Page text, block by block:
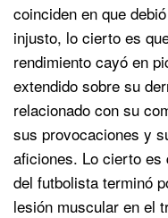
coinciden en que
injusto, lo cierto es
rendimiento cayó en
extendido sobre su
relacionado con su
sus provocaciones y
aficiones. Lo cierto es
del futbolista terminó
lesión muscular en el